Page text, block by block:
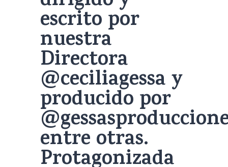
escrito por
nuestra
Directora
@ceciliagessa y
producido por
entre otras.